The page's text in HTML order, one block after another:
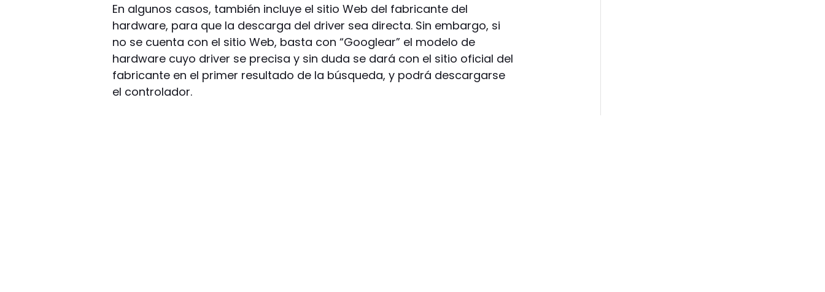
En algunos casos, también incluye el sitio Web del fabricante del
hardware, para que la descarga del driver sea directa. Sin embargo, si
no se cuenta con el sitio Web, basta con “Googlear” el modelo de
hardware cuyo driver se precisa y sin duda se dará con el sitio oficial del
fabricante en el primer resultado de la búsqueda, y podrá descargarse
el controlador.